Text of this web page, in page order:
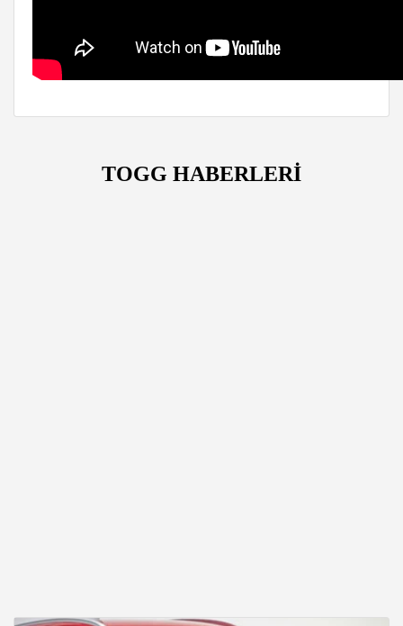
TOGG HABERLERİ